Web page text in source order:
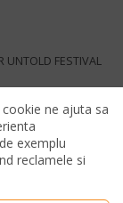
UNTOLD FESTIVAL
ne ajuta sa
exemplu
reclamele si